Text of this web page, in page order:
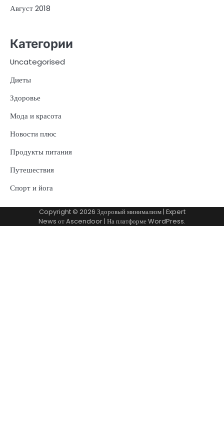
Август 2018
Категории
Uncategorised
Диеты
Здоровье
Мода и красота
Новости плюс
Продукты питания
Путешествия
Спорт и йога
Copyright © 2026 Здоровый минимализм| Expert
News отAscendoor| На платформеWordPress.